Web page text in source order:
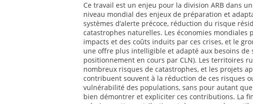
Ce travail est un enjeu pour la division ARB dans
niveau mondial des enjeux de préparation et
systèmes d’alerte précoce, réduction du risque
catastrophes naturelles. Les économies mondiales
impacts et des coûts induits par ces crises, et le
une offre plus intelligible et adapté aux besoins de
positionnement en cours par CLN). Les territoires
nombreux risques de catastrophes, et les projets
contribuent souvent à la réduction de ces risques
vulnérabilité des populations, sans pour autant que
bien démontrer et expliciter ces contributions. La